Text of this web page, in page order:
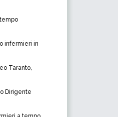
infermieri in
Taranto,
Dirigente